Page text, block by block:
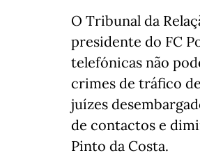
O Tribunal da
presidente do FC
telefónicas não
crimes de tráfico
juízes
de contactos e
Pinto da Costa.